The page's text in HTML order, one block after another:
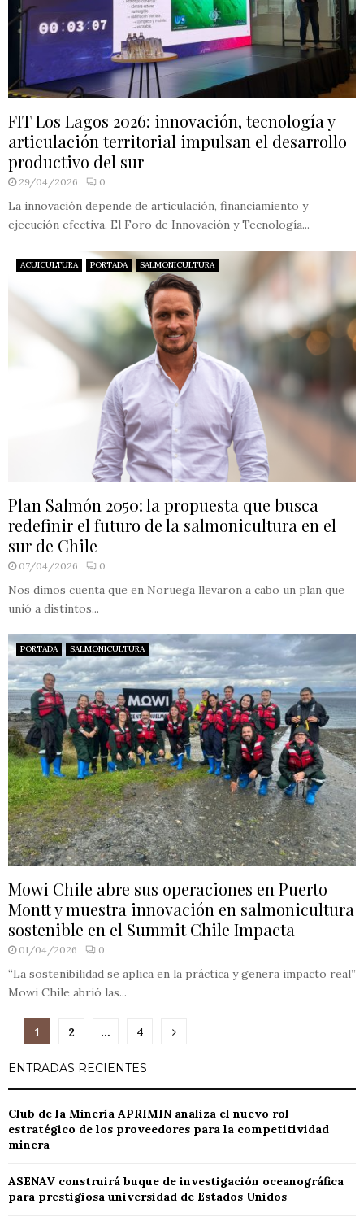
FIT Los Lagos 2026: innovación, tecnología y
articulación territorial impulsan el desarrollo
productivo del sur
29/04/2026 0
La innovación depende de articulación, financiamiento y
ejecución efectiva. El Foro de Innovación y Tecnología...
ACUICULTURA PORTADA SALMONICULTURA
Plan Salmón 2050: la propuesta que busca
redefinir el futuro de la salmonicultura en el
sur de Chile
07/04/2026 0
Nos dimos cuenta que en Noruega llevaron a cabo un plan que
unió a distintos...
PORTADA SALMONICULTURA
Mowi Chile abre sus operaciones en Puerto
Montt y muestra innovación en salmonicultura
sostenible en el Summit Chile Impacta
01/04/2026 0
“La sostenibilidad se aplica en la práctica y genera impacto real”
Mowi Chile abrió las...
Paginación
de
entradas
1 2 … 4
ENTRADAS RECIENTES
Club de la Minería APRIMIN analiza el nuevo rol
estratégico de los proveedores para la competitividad
minera
ASENAV construirá buque de investigación oceanográfica
para prestigiosa universidad de Estados Unidos